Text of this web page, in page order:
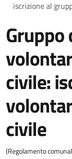
iscrizione al
Gruppo
civile:
civile
(Regolamento